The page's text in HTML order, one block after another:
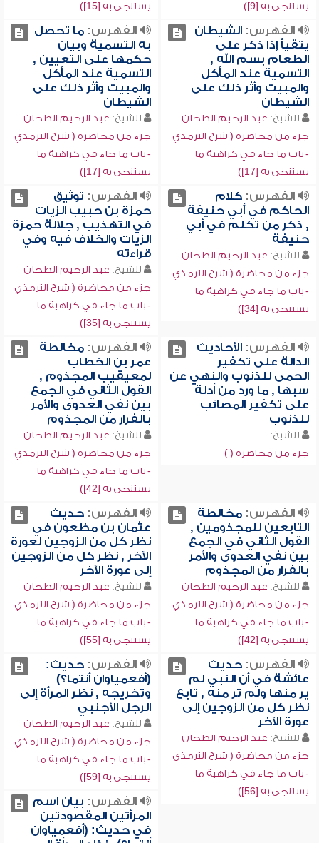
يستنجى به [9])
يستنجى به [15])
الفهرس:الشيطان
يتقيأ إذا ذكر على
الطعام بسم الله ,
التسمية عند المأكل
والمبيت وأثر ذلك على
الشيطان
للشيخ: عبد الرحيم الطحان
جزء من محاضرة ( شرح الترمذي
- باب ما جاء في كراهية ما
يستنجى به [17])
الفهرس:ما تحصل
به التسمية وبيان
حكمها على التعيين ,
التسمية عند المأكل
والمبيت وأثر ذلك على
الشيطان
للشيخ: عبد الرحيم الطحان
جزء من محاضرة ( شرح الترمذي
- باب ما جاء في كراهية ما
يستنجى به [17])
الفهرس:كلام
الحاكم في أبي حنيفة
, ذكر من تكلم في أبي
حنيفة
للشيخ: عبد الرحيم الطحان
جزء من محاضرة ( شرح الترمذي
- باب ما جاء في كراهية ما
يستنجى به [34])
الفهرس: توثيق
حمزة بن حبيب الزيات
في التهذيب , جلالة حمزة
الزيات والخلاف فيه وفي
قراءته
للشيخ: عبد الرحيم الطحان
جزء من محاضرة ( شرح الترمذي
- باب ما جاء في كراهية ما
يستنجى به [35])
الفهرس:الأحاديث
الدالة على تكفير
الحمى للذنوب والنهي عن
سبها , ما ورد من أدلة
على تكفير المصائب
للذنوب
للشيخ:
جزء من محاضرة ( )
الفهرس:مخالطة
عمر بن الخطاب
لمعيقيب المجذوم ,
القول الثاني في الجمع
بين نفي العدوى والأمر
بالفرار من المجذوم
للشيخ: عبد الرحيم الطحان
جزء من محاضرة ( شرح الترمذي
- باب ما جاء في كراهية ما
يستنجى به [42])
الفهرس:مخالطة
التابعين للمجذومين ,
القول الثاني في الجمع
بين نفي العدوى والأمر
بالفرار من المجذوم
للشيخ: عبد الرحيم الطحان
جزء من محاضرة ( شرح الترمذي
- باب ما جاء في كراهية ما
يستنجى به [42])
الفهرس:حديث
عثمان بن مظعون في
نظر كل من الزوجين لعورة
الآخر , نظر كل من الزوجين
إلى عورة الآخر
للشيخ: عبد الرحيم الطحان
جزء من محاضرة ( شرح الترمذي
- باب ما جاء في كراهية ما
يستنجى به [55])
الفهرس:حديث
عائشة في أن النبي لم
ير منها ولم تر منه , تابع
نظر كل من الزوجين إلى
عورة الآخر
للشيخ: عبد الرحيم الطحان
جزء من محاضرة ( شرح الترمذي
- باب ما جاء في كراهية ما
يستنجى به [56])
الفهرس:حديث:
(أفعمياوان أنتما؟)
وتخريجه , نظر المرأة إلى
الرجل الأجنبي
للشيخ: عبد الرحيم الطحان
جزء من محاضرة ( شرح الترمذي
- باب ما جاء في كراهية ما
يستنجى به [59])
الفهرس: بيان اسم
المرأتين المقصودتين
في حديث: (أفعمياوان